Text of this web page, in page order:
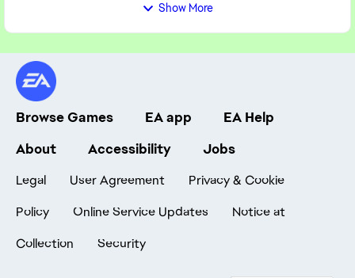
Show More
Browse Games EA app
EA Help
About
Accessibility Jobs
Legal User Agreement
Privacy & Cookie
Policy
Online Service Updates
Notice at
Collection
Security